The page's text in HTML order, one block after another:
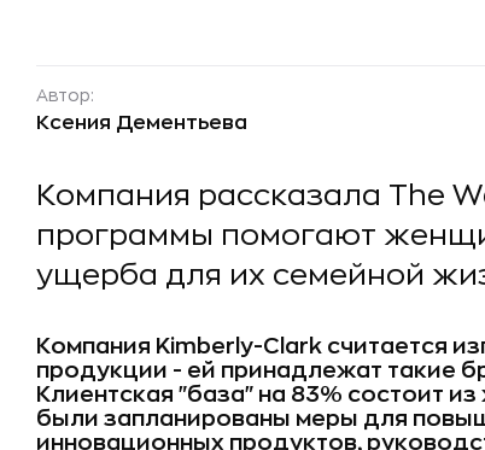
Автор:
Ксения Дементьева
Компания рассказала The
программы помогают
ущерба для их семейной
Компания Kimberly-Clark считается
продукции - ей принадлежат такие
Клиентская "база" на 83% состоит
были запланированы меры для
инновационных продуктов,